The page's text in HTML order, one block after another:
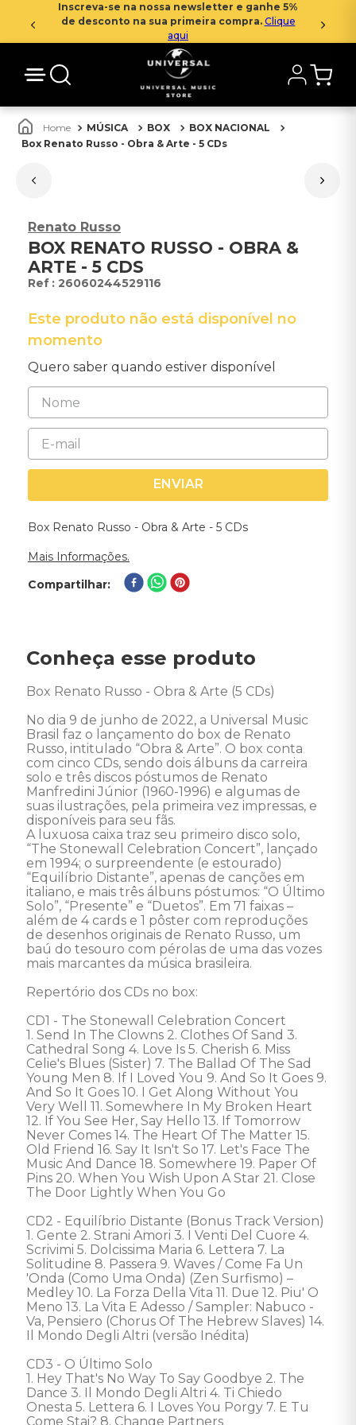
Inscreva-se na nossa newsletter e ganhe 5%
de desconto na sua primeira compra. Clique
aqui
MÚSICA BOX
BOX NACIONAL
Box Renato Russo - Obra & Arte - 5 CDs
Renato Russo
BOX RENATO RUSSO - OBRA &
ARTE - 5 CDS
: 26060244529116
Este produto não está disponível no
momento
Quero saber quando estiver disponível
ENVIAR
Box Renato Russo - Obra & Arte - 5 CDs
Mais Informações.
Compartilhar
Conheça esse produto
Box Renato Russo - Obra & Arte (5 CDs)
No dia 9 de junho de 2022, a Universal Music
Brasil faz o lançamento do box de Renato
Russo, intitulado “Obra & Arte”. O box conta
com cinco CDs, sendo dois álbuns da carreira
solo e três discos póstumos de Renato
Manfredini Júnior (1960-1996) e algumas de
suas ilustrações, pela primeira vez impressas, e
disponíveis para seu fãs.
A luxuosa caixa traz seu primeiro disco solo,
“The Stonewall Celebration Concert”, lançado
em 1994; o surpreendente (e estourado)
“Equilíbrio Distante”, apenas de canções em
italiano, e mais três álbuns póstumos: “O Último
Solo”, “Presente” e “Duetos”. Em 71 faixas –
além de 4 cards e 1 pôster com reproduções
de desenhos originais de Renato Russo, um
baú do tesouro com pérolas de uma das vozes
mais marcantes da música brasileira.
Repertório dos CDs no box:
CD1 - The Stonewall Celebration Concert
1. Send In The Clowns 2. Clothes Of Sand 3.
Cathedral Song 4. Love Is 5. Cherish 6. Miss
Celie's Blues (Sister) 7. The Ballad Of The Sad
Young Men 8. If I Loved You 9. And So It Goes 9.
And So It Goes 10. I Get Along Without You
Very Well 11. Somewhere In My Broken Heart
12. If You See Her, Say Hello 13. If Tomorrow
Never Comes 14. The Heart Of The Matter 15.
Old Friend 16. Say It Isn't So 17. Let's Face The
Music And Dance 18. Somewhere 19. Paper Of
Pins 20. When You Wish Upon A Star 21. Close
The Door Lightly When You Go
CD2 - Equilíbrio Distante (Bonus Track Version)
1. Gente 2. Strani Amori 3. I Venti Del Cuore 4.
Scrivimi 5. Dolcissima Maria 6. Lettera 7. La
Solitudine 8. Passera 9. Waves / Come Fa Un
'Onda (Como Uma Onda) (Zen Surfismo) –
Medley 10. La Forza Della Vita 11. Due 12. Piu' O
Meno 13. La Vita E Adesso / Sampler: Nabuco -
Va, Pensiero (Chorus Of The Hebrew Slaves) 14.
Il Mondo Degli Altri (versão Inédita)
CD3 - O Último Solo
1. Hey That's No Way To Say Goodbye 2. The
Dance 3. Il Mondo Degli Altri 4. Ti Chiedo
Onesta 5. Lettera 6. I Loves You Porgy 7. E Tu
Come Stai? 8. Change Partners